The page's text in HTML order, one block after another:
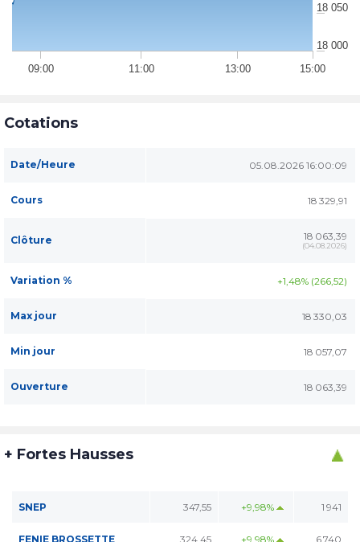
09:00 11:00 13:00 15:00
18 000
18 050
Cotations
Date/Heure 05.08.2026 16:00:09
Cours 18 329,91
Clôture 18 063,39
(04.08.2026)
Variation % +1,48% (266,52)
Max jour 18 330,03
Min jour 18 057,07
Ouverture 18 063,39
+ Fortes Hausses
SNEP 347,55 +9,98% 1 941
FENIE BROSSETTE 324,45 +9,98% 6 740